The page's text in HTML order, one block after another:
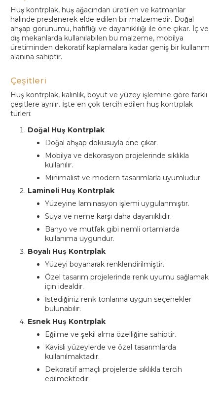
Huş kontrplak, huş ağacından üretilen ve katmanlar
halinde preslenerek elde edilen bir malzemedir. Doğal
ahşap görünümü, hafifliği ve dayanıklılığı ile öne çıkar. İç ve
dış mekanlarda kullanılabilen bu malzeme, mobilya
üretiminden dekoratif kaplamalara kadar geniş bir kullanım
alanına sahiptir.
Çeşitleri
Huş kontrplak, kalınlık, boyut ve yüzey işlemine göre farklı
çeşitlere ayrılır. İşte en çok tercih edilen huş kontrplak
türleri:
Doğal Huş Kontrplak
Doğal ahşap dokusuyla öne çıkar.
Mobilya ve dekorasyon projelerinde sıklıkla
kullanılır.
Minimalist ve modern tasarımlarla uyumludur.
Lamineli Huş Kontrplak
Yüzeyine laminasyon işlemi uygulanmıştır.
Suya ve neme karşı daha dayanıklıdır.
Banyo ve mutfak gibi nemli ortamlarda
kullanıma uygundur.
Boyalı Huş Kontrplak
Yüzeyi boyanarak renklendirilmiştir.
Özel tasarım projelerinde renk uyumu sağlamak
için idealdir.
İstediğiniz renk tonlarına uygun seçenekler
bulunabilir.
Esnek Huş Kontrplak
Eğilme ve şekil alma özelliğine sahiptir.
Kavisli yüzeylerde ve özel tasarımlarda
kullanılmaktadır.
Dekoratif amaçlı projelerde sıklıkla tercih
edilmektedir.